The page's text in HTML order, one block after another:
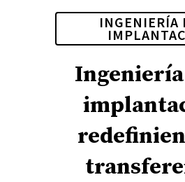
INGENIERÍA